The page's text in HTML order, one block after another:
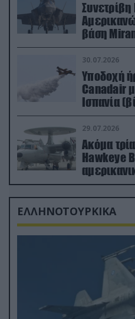
βάση
30.07.2026
Υποδοχή
Canadair
Ισπανία
29.07.2026
Ακόμα
Hawkeye
ΕΛΛΗΝΟΤΟΥΡΚΙΚΑ